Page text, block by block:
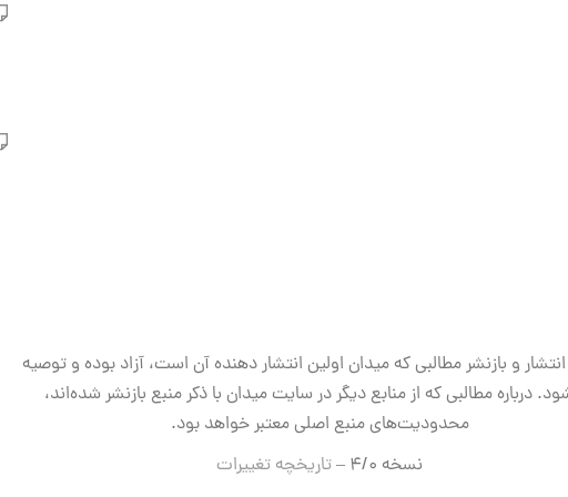
و بازنشر مطالبی که میدان اولین انتشار دهنده آن است، آزاد بوده و توصیه
درباره مطالبی که از منابع دیگر در سایت میدان با ذکر منبع بازنشر شده‌اند،
محدودیت‌های منبع اصلی معتبر خواهد بود.
نسخه ۴/۰ –
تاریخچه تغییرات